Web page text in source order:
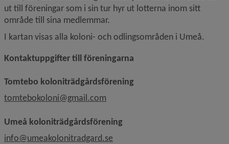
ut till föreningar som i sin tur hyr ut lotterna inom sitt
område till sina medlemmar.
I kartan visas alla koloni- och odlingsområden i Umeå.
Kontaktuppgifter till föreningarna
Tomtebo koloniträdgårdsförening
tomtebokoloni@gmail.com
Umeå koloniträdgårdsförening
info@umeakolonitradgard.se